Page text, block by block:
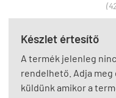
Készlet értesítő
A termék jelenleg
rendelhető. Adja
küldünk amikor a